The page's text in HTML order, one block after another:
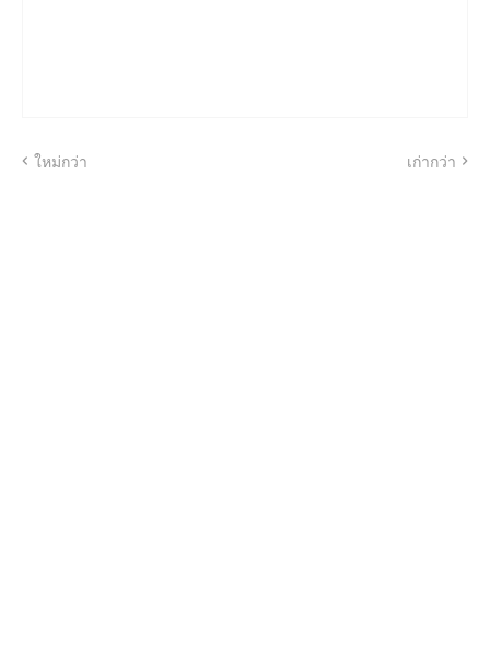
ใหม่กว่า เก่ากว่า